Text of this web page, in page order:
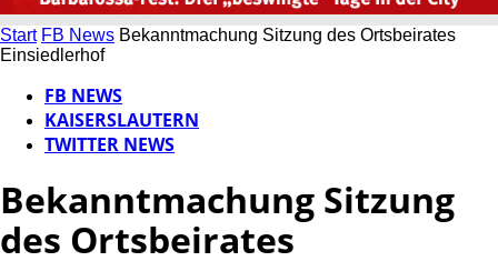
Start FB News Bekanntmachung Sitzung des Ortsbeirates
Einsiedlerhof
FB NEWS
KAISERSLAUTERN
TWITTER NEWS
Bekanntmachung Sitzung
des Ortsbeirates